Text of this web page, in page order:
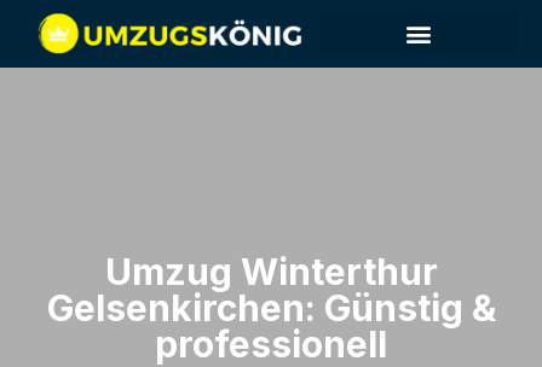
Umzug Winterthur​
Gelsenkirchen: Günstig &
professionell​